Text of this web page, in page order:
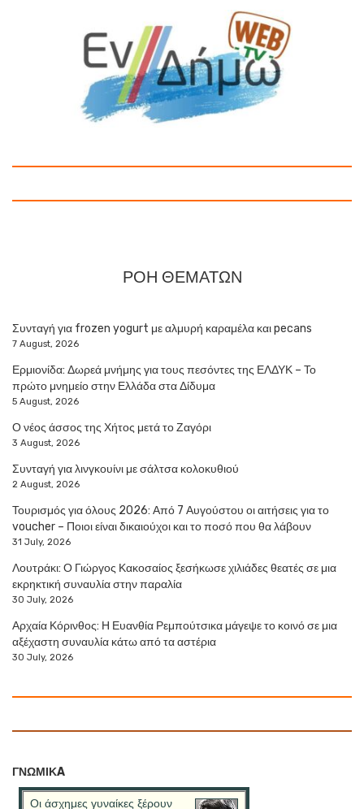
ΡΟΗ ΘΕΜΑΤΩΝ
Συνταγή για frozen yogurt με αλμυρή καραμέλα και pecans
7 August, 2026
Ερμιονίδα: Δωρεά μνήμης για τους πεσόντες της ΕΛΔΥΚ – Το
πρώτο μνημείο στην Ελλάδα στα Δίδυμα
5 August, 2026
Ο νέος άσσος της Χήτος μετά το Ζαγόρι
3 August, 2026
Συνταγή για λινγκουίνι με σάλτσα κολοκυθιού
2 August, 2026
Τουρισμός για όλους 2026: Από 7 Αυγούστου οι αιτήσεις για το
voucher – Ποιοι είναι δικαιούχοι και το ποσό που θα λάβουν
31 July, 2026
Λουτράκι: Ο Γιώργος Κακοσαίος ξεσήκωσε χιλιάδες θεατές σε μια
εκρηκτική συναυλία στην παραλία
30 July, 2026
Αρχαία Κόρινθος: Η Ευανθία Ρεμπούτσικα μάγεψε το κοινό σε μια
αξέχαστη συναυλία κάτω από τα αστέρια
30 July, 2026
ΓΝΩΜΙΚA